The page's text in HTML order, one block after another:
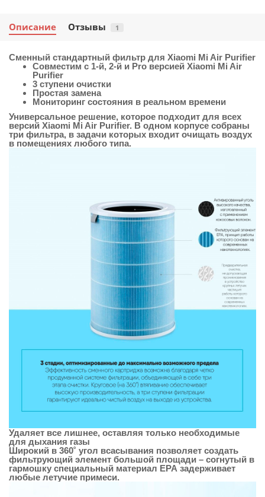
Описание Отзывы 1
Сменный стандартный фильтр для Xiaomi Mi Air Purifier
Совместим с 1-й, 2-й и Pro версией Xiaomi Mi Air
Purifier
3 ступени очистки
Простая замена
Мониторинг состояния в реальном времени
Универсальное решение, которое подходит для всех
версий Xiaomi Mi Air Purifier. В одном корпусе собраны
три фильтра, в задачи которых входит очищать воздух
в помещениях любого типа.
Удаляет все лишнее, оставляя только необходимые
для дыхания газы
Широкий в 360˚ угол всасывания позволяет создать
фильтрующий элемент большой площади – согнутый в
гармошку специальный материал ЕРА задерживает
любые летучие примеси.